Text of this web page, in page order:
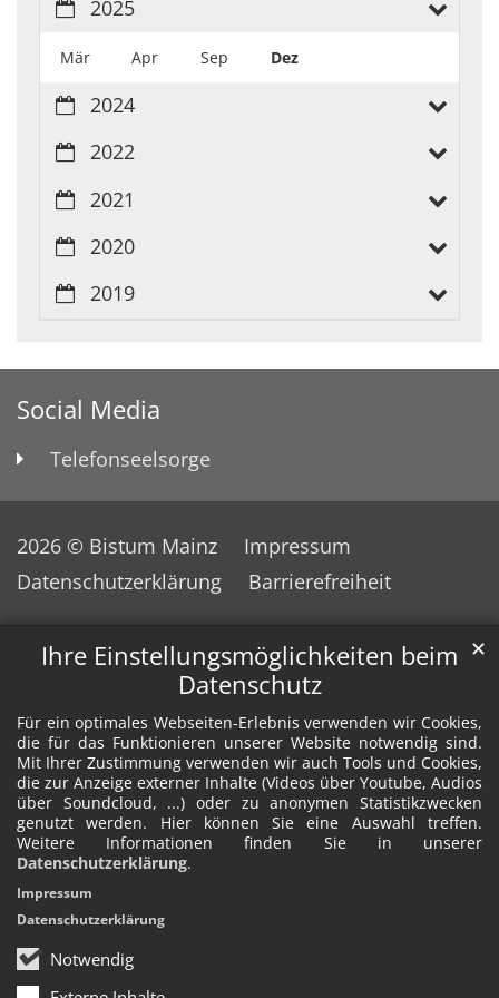
Ihre Einstellungsmöglichkeiten beim
Datenschutz
Für ein optimales Webseiten-Erlebnis verwenden wir Cookies,
die für das Funktionieren unserer Website notwendig sind.
Mit Ihrer Zustimmung verwenden wir auch Tools und Cookies,
die zur Anzeige externer Inhalte (Videos über Youtube, Audios
über Soundcloud, ...) oder zu anonymen Statistikzwecken
genutzt werden. Hier können Sie eine Auswahl treffen.
Weitere Informationen finden Sie in unserer
Datenschutzerklärung.
Notwendig
✕
Impressum
Datenschutzerklärung
2025
Mär Apr Sep Dez
2024
2022
2021
2020
2019
Social Media
Telefonseelsorge
2026 © Bistum Mainz
Impressum
Datenschutzerklärung
Barrierefreiheit